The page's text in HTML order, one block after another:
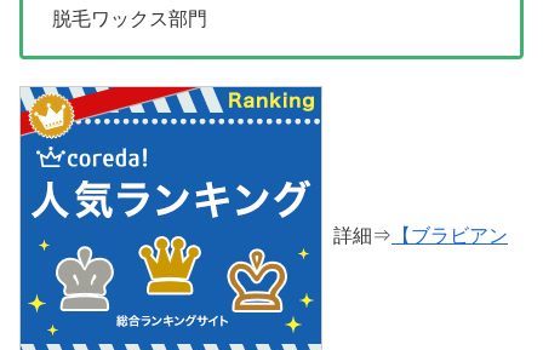
脱毛ワックス部門
詳細⇒ 【ブラビアン